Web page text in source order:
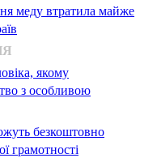
меду втратила майже
якому
з особливою
безкоштовно
грамотності